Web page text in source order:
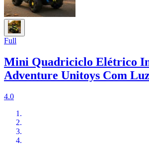
Full
Mini Quadriciclo Elétrico
Adventure Unitoys Com
4.0